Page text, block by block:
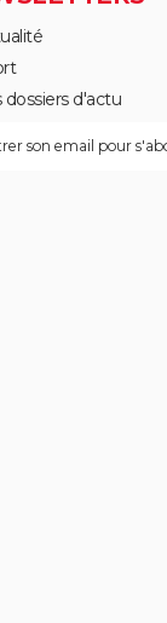
dossiers d'actu